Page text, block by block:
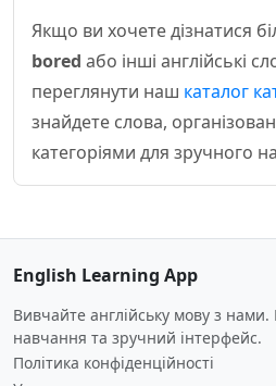
Якщо ви хочете дізнатися
bored або інші англійські
переглянути наш каталог
знайдете слова,
категоріями для зручного
English Learning App
Вивчайте англійську мову з нами.
навчання та зручний інтерфейс.
Політика конфіденційності